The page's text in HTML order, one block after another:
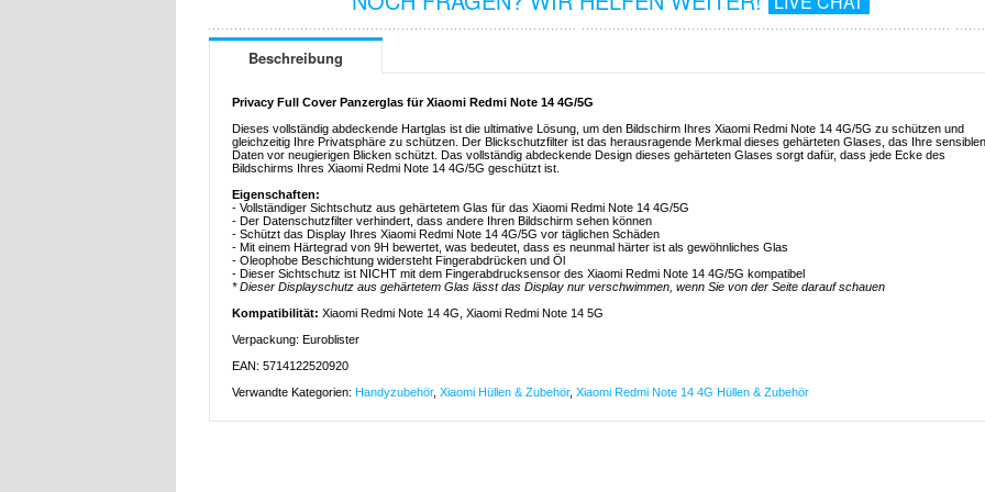
Beschreibung
Privacy Full Cover Panzerglas für Xiaomi Redmi Note 14 4G/5G
Dieses vollständig abdeckende Hartglas ist die ultimative Lösung, um den Bildschirm Ihres Xiaomi Redmi Note 14 4G/5G zu schützen und
gleichzeitig Ihre Privatsphäre zu schützen. Der Blickschutzfilter ist das herausragende Merkmal dieses gehärteten Glases, das Ihre sensiblen
Daten vor neugierigen Blicken schützt. Das vollständig abdeckende Design dieses gehärteten Glases sorgt dafür, dass jede Ecke des
Bildschirms Ihres Xiaomi Redmi Note 14 4G/5G geschützt ist.
Eigenschaften:
- Vollständiger Sichtschutz aus gehärtetem Glas für das Xiaomi Redmi Note 14 4G/5G
- Der Datenschutzfilter verhindert, dass andere Ihren Bildschirm sehen können
- Schützt das Display Ihres Xiaomi Redmi Note 14 4G/5G vor täglichen Schäden
- Mit einem Härtegrad von 9H bewertet, was bedeutet, dass es neunmal härter ist als gewöhnliches Glas
- Oleophobe Beschichtung widersteht Fingerabdrücken und Öl
- Dieser Sichtschutz ist NICHT mit dem Fingerabdrucksensor des Xiaomi Redmi Note 14 4G/5G kompatibel
* Dieser Displayschutz aus gehärtetem Glas lässt das Display nur verschwimmen, wenn Sie von der Seite darauf schauen
Kompatibilität: Xiaomi Redmi Note 14 4G, Xiaomi Redmi Note 14 5G
Verpackung: Euroblister
EAN: 5714122520920
Verwandte Kategorien: Handyzubehör, Xiaomi Hüllen & Zubehör, Xiaomi Redmi Note 14 4G Hüllen & Zubehör